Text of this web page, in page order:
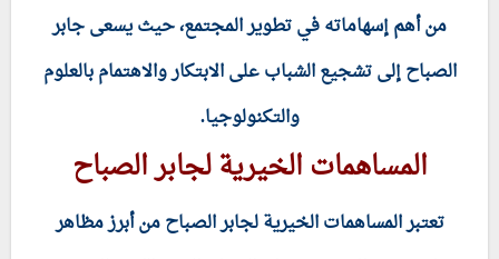
من أهم إسهاماته في تطوير المجتمع، حيث يسعى جابر
الصباح إلى تشجيع الشباب على الابتكار والاهتمام بالعلوم
والتكنولوجيا.
المساهمات الخيرية لجابر الصباح
تعتبر المساهمات الخيرية لجابر الصباح من أبرز مظاهر